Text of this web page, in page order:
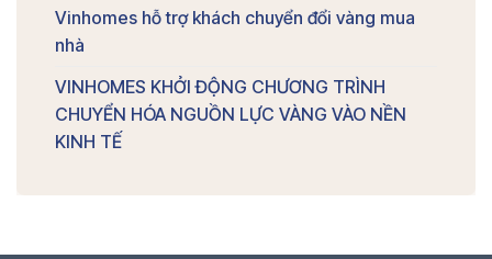
Vinhomes hỗ trợ khách chuyển đổi vàng mua
nhà
VINHOMES KHỞI ĐỘNG CHƯƠNG TRÌNH
CHUYỂN HÓA NGUỒN LỰC VÀNG VÀO NỀN
KINH TẾ